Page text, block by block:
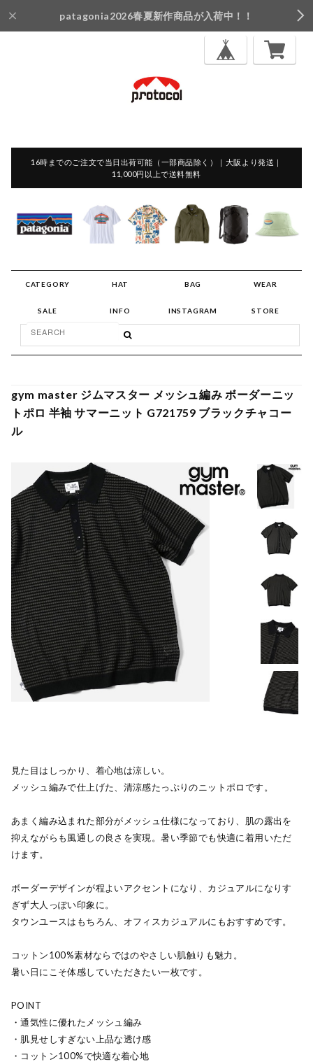
patagonia2026春夏新作商品が入荷中！！
16時までのご注文で当日出荷可能（一部商品除く）｜大阪より発送｜
11,000円以上で送料無料
CATEGORY HAT BAG WEAR
SALE INFO INSTAGRAM STORE
gym master ジムマスター メッシュ編み ボーダーニッ
トポロ 半袖 サマーニット G721759 ブラックチャコー
ル
見た目はしっかり、着心地は涼しい。
メッシュ編みで仕上げた、清涼感たっぷりのニットポロです。
あまく編み込まれた部分がメッシュ仕様になっており、肌の露出を
抑えながらも風通しの良さを実現。暑い季節でも快適に着用いただ
けます。
ボーダーデザインが程よいアクセントになり、カジュアルになりす
ぎず大人っぽい印象に。
タウンユースはもちろん、オフィスカジュアルにもおすすめです。
コットン100%素材ならではのやさしい肌触りも魅力。
暑い日にこそ体感していただきたい一枚です。
POINT
・通気性に優れたメッシュ編み
・肌見せしすぎない上品な透け感
・コットン100%で快適な着心地